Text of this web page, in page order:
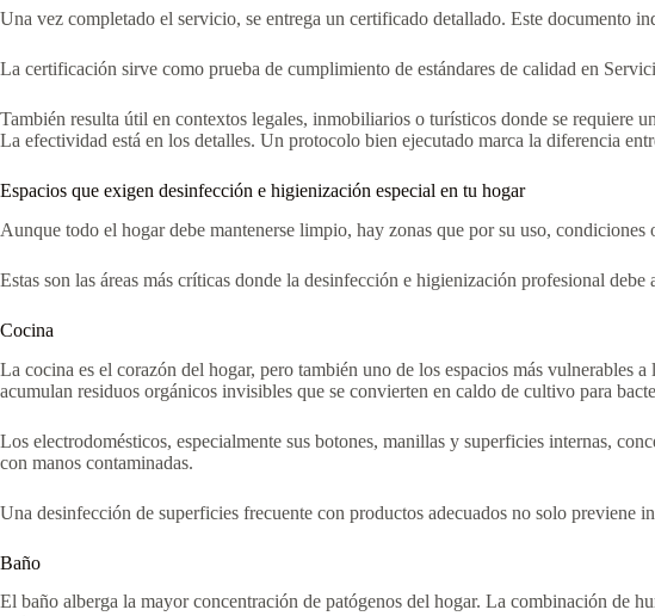
Una vez completado el servicio, se entrega un certificado detallado. Este documento
La certificación sirve como prueba de cumplimiento de estándares de calidad en
También resulta útil en contextos legales, inmobiliarios o turísticos donde se requiere
La efectividad está en los detalles. Un protocolo bien ejecutado marca la diferencia
Espacios que exigen desinfección e higienización especial en tu hogar
Aunque todo el hogar debe mantenerse limpio, hay zonas que por su uso,
Estas son las áreas más críticas donde la desinfección e higienización profesional
Cocina
La cocina es el corazón del hogar, pero también uno de los espacios más vulnerables
acumulan residuos orgánicos invisibles que se convierten en caldo de cultivo para
Los electrodomésticos, especialmente sus botones, manillas y superficies internas,
con manos contaminadas.
Una desinfección de superficies frecuente con productos adecuados no solo
Baño
El baño alberga la mayor concentración de patógenos del hogar. La combinación de